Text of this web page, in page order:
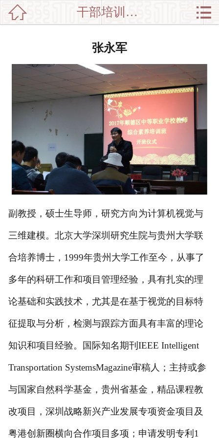
新闻动态
培训集锦
中心介绍
联系我们
 干部培训师资 
张永军
副教授，硕士生导师，研究方向为计算机视觉与
三维建模。北京大学深圳研究生院与贵州大学联
合培养博士， 1999年贵州大学工作至今，从事了
多年的科研工作和项目管理经验，具有扎实的理
论基础和实践技术，尤其是在基于视觉的目标特
征提取与分析，检测与跟踪方面具有丰富的理论
知识和项目经验。国际知名期刊IEEE Intelligent
Transportation SystemsMagazine审稿人；主持或参
与国家自然科学基金，贵州省基金，精品课程教
改项目，深圳战略新兴产业发展专项资金项目及
粤港创新圈横向合作项目多项；申请发明专利1